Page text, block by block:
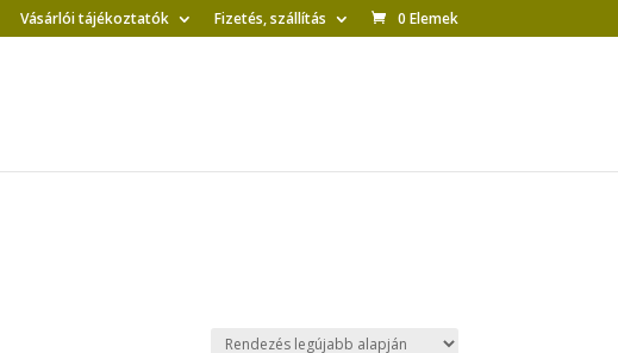
Vásárlói tájékoztatók Fizetés, szállítás 0 Elemek